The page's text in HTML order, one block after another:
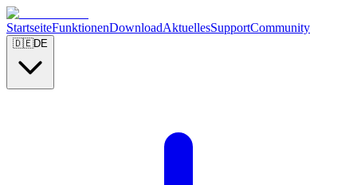
StartseiteFunktionenDownloadAktuellesSupportCommunity
🇩🇪DE